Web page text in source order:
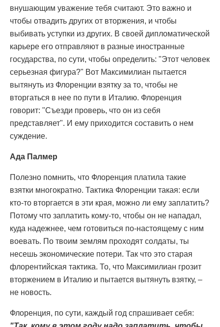
внушающим уважение тебя считают. Это важно и
чтобы отвадить других от вторжения, и чтобы
выбивать уступки из других. В своей дипломатической
карьере его отправляют в разные иностранные
государства, по сути, чтобы определить: "Этот человек
серьезная фигура?" Вот Максимилиан пытается
вытянуть из Флоренции взятку за то, чтобы не
вторгаться в нее по пути в Италию. Флоренция
говорит: "Съезди проверь, что он из себя
представляет". И ему приходится составить о нем
суждение.
Ада Палмер
Полезно помнить, что Флоренция платила такие
взятки многократно. Тактика Флоренции такая: если
кто-то вторгается в эти края, можно ли ему заплатить?
Потому что заплатить кому-то, чтобы он не нападал,
куда надежнее, чем готовиться по-настоящему с ним
воевать. По твоим землям проходят солдаты, ты
несешь экономические потери. Так что это старая
флорентийская тактика. То, что Максимилиан грозит
вторжением в Италию и пытается вытянуть взятку, –
не новость.
Флоренция, по сути, каждый год спрашивает себя: